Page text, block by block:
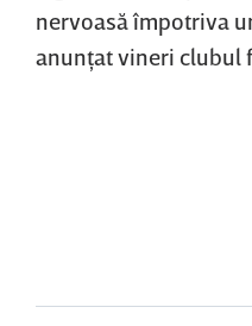
nervoasă împotriva
anunţat vineri clubul